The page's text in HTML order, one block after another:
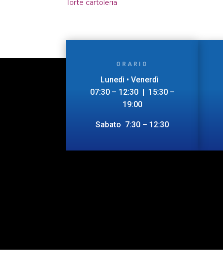
Torte cartoleria
ORARIO
Lunedì • Venerdì
07:30 – 12:30 | 15:30 –
19:00
Sabato 7:30 – 12:30